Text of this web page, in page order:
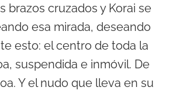
brazos cruzados y Korai se
esa mirada, deseando
esto: el centro de toda la
suspendida e inmóvil. De
Y el nudo que lleva en su